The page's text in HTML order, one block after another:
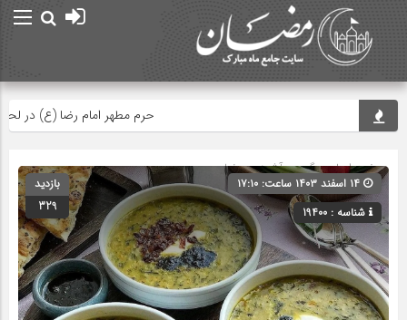
حرم مطهر امام رضا (ع) در لحظه
صفحه اصلی» گروه »آشپزی رمضان
شناسه : 19400
بازدید
329